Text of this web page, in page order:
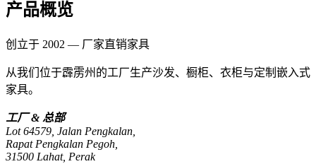
产品概览
创立于 2002 — 厂家直销家具
从我们位于霹雳州的工厂生产沙发、橱柜、衣柜与定制嵌入式
家具。
工厂 & 总部
Lot 64579, Jalan Pengkalan,
Rapat Pengkalan Pegoh,
31500 Lahat, Perak